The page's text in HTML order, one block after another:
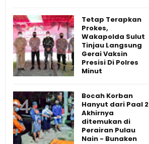
Tetap Terapkan
Prokes,
Wakapolda Sulut
Tinjau Langsung
Gerai Vaksin
Presisi Di Polres
Minut
Bocah Korban
Hanyut dari Paal 2
Akhirnya
ditemukan di
Perairan Pulau
Nain - Bunaken